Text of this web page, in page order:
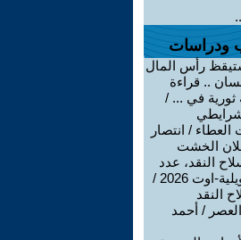
ودراسات
رأس المال
.. قراءة
ثورية في ... /
العطاء / انتصار
الخشت
النقد، عدد
جوان-جويلية-اوت 2026 /
النقد
/ أحمد